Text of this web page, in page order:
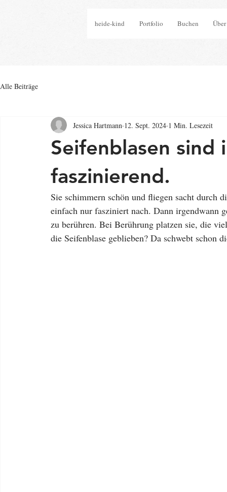
heide-kind Portfolio Buchen
Alle Beiträge
Seifenblasen
faszinierend.
Jessica Hartmann 12. Sept. 2024 1 Min. Lesezeit
Sie schimmern schön und fliegen sacht durch
einfach nur fasziniert nach. Dann irgendwann
zu berühren. Bei Berührung platzen sie, die
die Seifenblase geblieben? Da schwebt schon